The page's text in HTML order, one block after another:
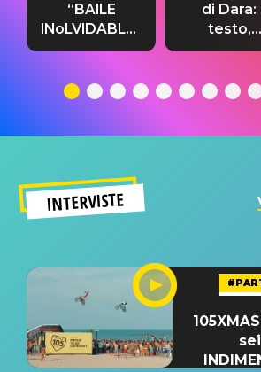
“BAILE
INoLVIDABLE”:
testo,
significato
di Dara:
testo,
del
INTERVISTE